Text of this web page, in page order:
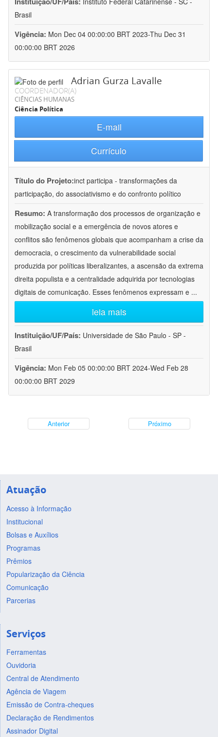
Brasil
Vigência: Mon Dec 04 00:00:00 BRT 2023-Thu Dec 31
00:00:00 BRT 2026
Adrian Gurza Lavalle
COORDENADOR(A)
CIÊNCIAS HUMANAS
Ciência Política
E-mail
Currículo
Título do Projeto:inct participa - transformações da
participação, do associativismo e do confronto político
Resumo: A transformação dos processos de organização e
mobilização social e a emergência de novos atores e
conflitos são fenômenos globais que acompanham a crise da
democracia, o crescimento da vulnerabilidade social
produzida por políticas liberalizantes, a ascensão da extrema
direita populista e a centralidade adquirida por tecnologias
digitais de comunicação. Esses fenômenos expressam e ...
leia mais
Instituição/UF/País: Universidade de São Paulo - SP -
Brasil
Vigência: Mon Feb 05 00:00:00 BRT 2024-Wed Feb 28
00:00:00 BRT 2029
Anterior Próximo
Atuação
Acesso à Informação
Institucional
Bolsas e Auxílios
Programas
Prêmios
Popularização da Ciência
Comunicação
Parcerias
Serviços
Ferramentas
Ouvidoria
Central de Atendimento
Agência de Viagem
Emissão de Contra-cheques
Declaração de Rendimentos
Assinador Digital